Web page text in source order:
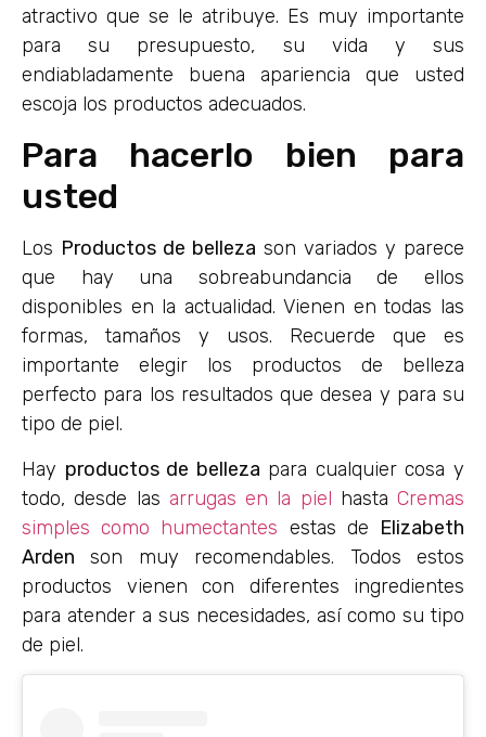
atractivo que se le atribuye. Es muy importante
para su presupuesto, su vida y sus
endiabladamente buena apariencia que usted
escoja los productos adecuados.
Para hacerlo bien para
usted
Los Productos de belleza son variados y parece
que hay una sobreabundancia de ellos
disponibles en la actualidad. Vienen en todas las
formas, tamaños y usos. Recuerde que es
importante elegir los productos de belleza
perfecto para los resultados que desea y para su
tipo de piel.
Hay productos de belleza para cualquier cosa y
todo, desde las arrugas en la piel hasta Cremas
simples como humectantes estas de Elizabeth
Arden son muy recomendables. Todos estos
productos vienen con diferentes ingredientes
para atender a sus necesidades, así como su tipo
de piel.